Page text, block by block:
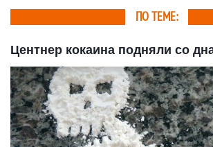
ПО ТЕМЕ:
Центнер кокаина подняли со